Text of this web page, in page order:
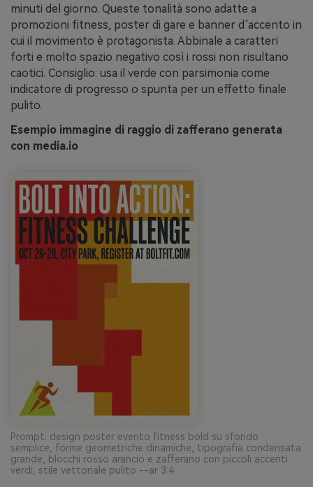
minuti del giorno. Queste tonalità sono adatte a
promozioni fitness, poster di gare e banner d’accento in
cui il movimento è protagonista. Abbinale a caratteri
forti e molto spazio negativo così i rossi non risultano
caotici. Consiglio: usa il verde con parsimonia come
indicatore di progresso o spunta per un effetto finale
pulito.
Esempio immagine di raggio di zafferano generata
con media.io
Prompt: design poster evento fitness bold su sfondo
semplice, forme geometriche dinamiche, tipografia condensata
grande, blocchi rosso arancio e zafferano con piccoli accenti
verdi, stile vettoriale pulito --ar 3:4